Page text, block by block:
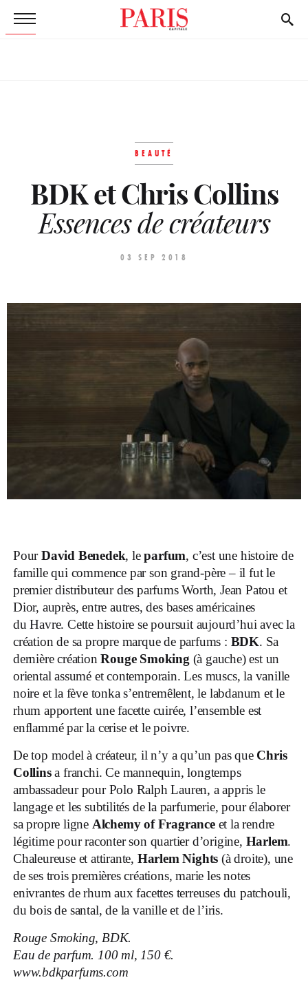
BEAUTÉ
BDK et Chris Collins
Essences de créateurs
03 SEP 2018
PourDavid Benedek, leparfum, c’est une histoire de
famille qui commence par son grand-père – il fut le
premier distributeur des parfums Worth, Jean Patou et
Dior, auprès, entre autres, des bases américaines
du Havre. Cette histoire se poursuit aujourd’hui avec la
création de sa propre marque de parfums : BDK. Sa
dernière créationRouge Smoking (à gauche) est un
oriental assumé et contemporain. Les muscs, la vanille
noire et la fève tonka s’entremêlent, le labdanum et le
rhum apportent une facette cuirée, l’ensemble est
enflammé par la cerise et le poivre.
De top model à créateur, il n’y a qu’un pas que Chris
Collinsa franchi. Ce mannequin, longtemps
ambassadeur pour Polo Ralph Lauren, a appris le
langage et les subtilités de la parfumerie, pour élaborer
sa propre ligne Alchemy of Fragranceet la rendre
légitime pour raconter son quartier d’origine, Harlem.
Chaleureuse et attirante, Harlem Nights(à droite), une
de ses trois premières créations, marie les notes
enivrantes de rhum aux facettes terreuses du patchouli,
du bois de santal, de la vanille et de l’iris.
Rouge Smoking, BDK.
Eau de parfum. 100 ml, 150 €.
www.bdkparfums.com